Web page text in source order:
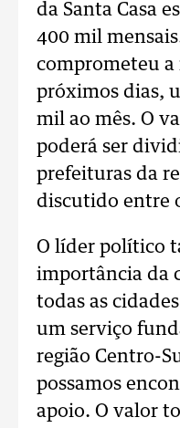
da Santa Casa
400 mil mensais.
comprometeu a
próximos dias,
mil ao mês. O
poderá ser
prefeituras da
discutido entre
O líder político
importância da
todas as
um serviço
região Centro-
possamos
apoio. O valor